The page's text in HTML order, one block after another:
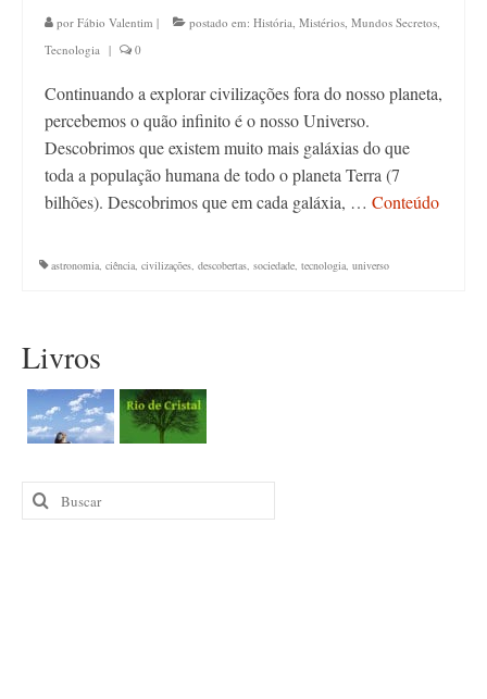
por Fábio Valentim | postado em: História, Mistérios, Mundos Secretos,
Tecnologia | 0
Continuando a explorar civilizações fora do nosso planeta,
percebemos o quão infinito é o nosso Universo.
Descobrimos que existem muito mais galáxias do que
toda a população humana de todo o planeta Terra (7
bilhões). Descobrimos que em cada galáxia, … Conteúdo
astronomia, ciência, civilizações, descobertas, sociedade, tecnologia, universo
Livros
Buscar
por: